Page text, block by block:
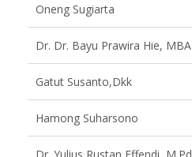
Oneng Sugiarta
Dr. Dr. Bayu Prawira Hie, MBA
Gatut Susanto,dkk
Hamong Suharsono